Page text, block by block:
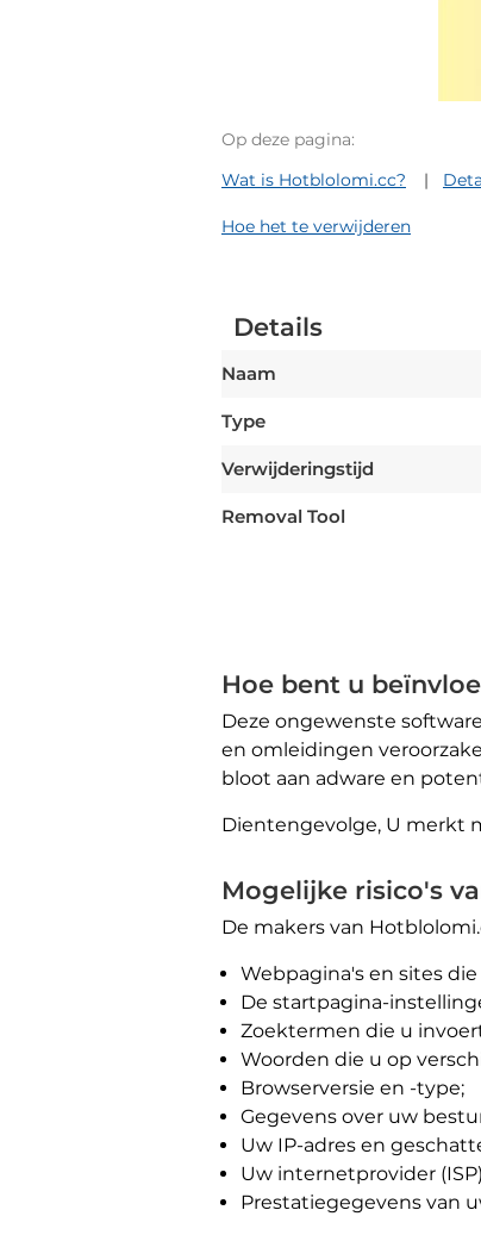
Op deze pagina:
Wat is Hotblolomi.cc?
Hoe het te verwijderen
Details
Naam
Type
Verwijderingstijd
Removal Tool
Hoe bent u
Deze ongewenste
en omleidingen
bloot aan adware en
Dientengevolge, U merkt
Mogelijke risico's
De makers van
Webpagina's en sites
De startpagina-
Zoektermen die u
Woorden die u op
Browserversie en -type;
Gegevens over uw
Uw IP-adres en
Uw internetprovider
Prestatiegegevens van